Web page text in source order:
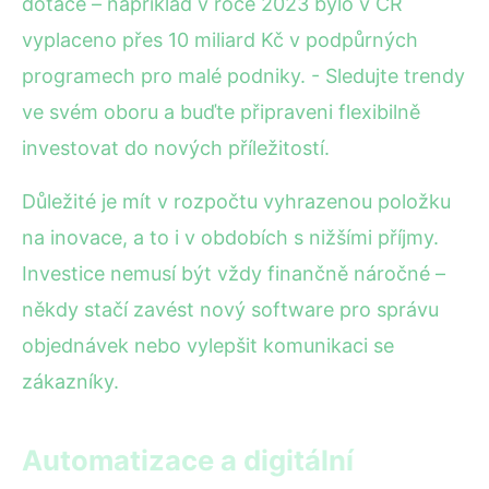
vyplaceno přes 10 miliard Kč v podpůrných
programech pro malé podniky. - Sledujte trendy
ve svém oboru a buďte připraveni flexibilně
investovat do nových příležitostí.
Důležité je mít v rozpočtu vyhrazenou položku
na inovace, a to i v obdobích s nižšími příjmy.
Investice nemusí být vždy finančně náročné –
někdy stačí zavést nový software pro správu
objednávek nebo vylepšit komunikaci se
zákazníky.
Automatizace a digitální